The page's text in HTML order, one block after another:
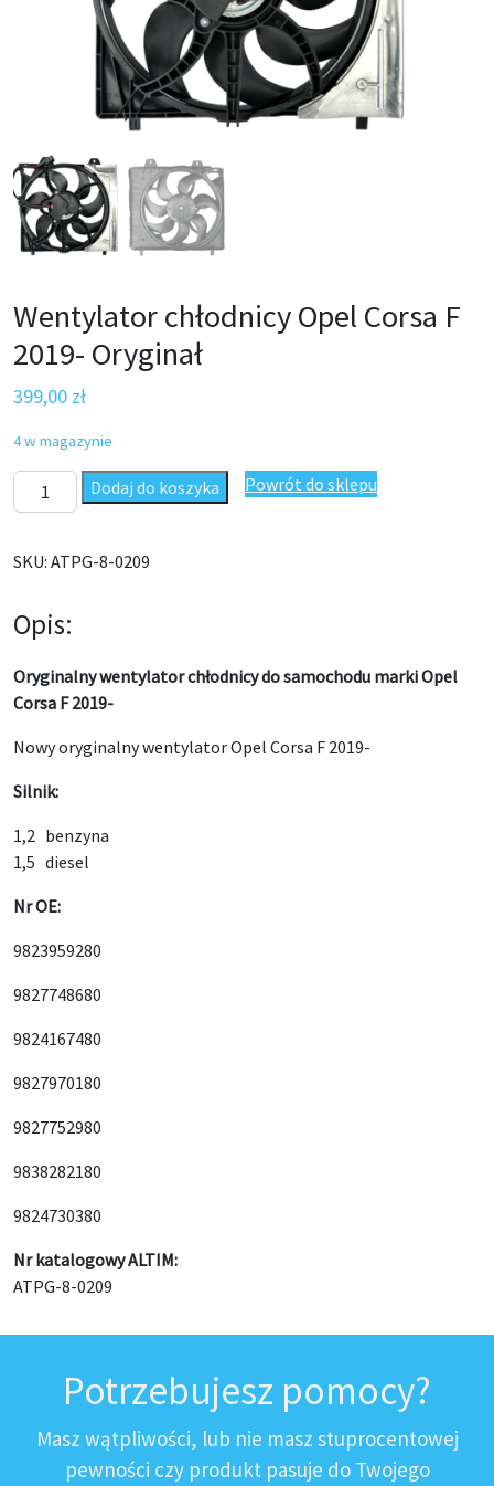
Wentylator chłodnicy Opel Corsa F
2019- Oryginał
399,00 zł
4 w magazynie
ilość Wentylator chłodnicy Opel Corsa F 2019- Oryginał
Dodaj do koszyka Powrót do sklepu
SKU: ATPG-8-0209
Opis:
Oryginalny wentylator chłodnicy do samochodu marki Opel
Corsa F 2019-
Nowy oryginalny wentylator Opel Corsa F 2019-
Silnik:
1,2 benzyna
1,5 diesel
Nr OE:
9823959280
9827748680
9824167480
9827970180
9827752980
9838282180
9824730380
Nr katalogowy ALTIM:
ATPG-8-0209
Potrzebujesz pomocy?
Masz wątpliwości, lub nie masz stuprocentowej
pewności czy produkt pasuje do Twojego